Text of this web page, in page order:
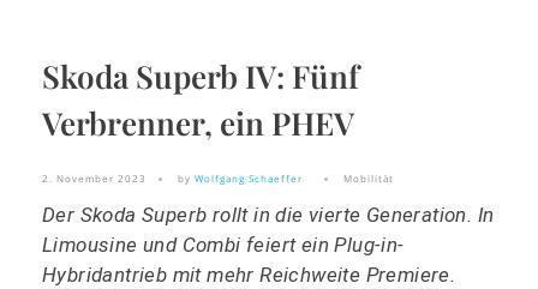
Skoda Superb IV: Fünf
Verbrenner, ein PHEV
2. November 2023 by Wolfgang Schaeffer Mobilität
Der Skoda Superb rollt in die vierte Generation. In
Limousine und Combi feiert ein Plug-in-
Hybridantrieb mit mehr Reichweite Premiere.